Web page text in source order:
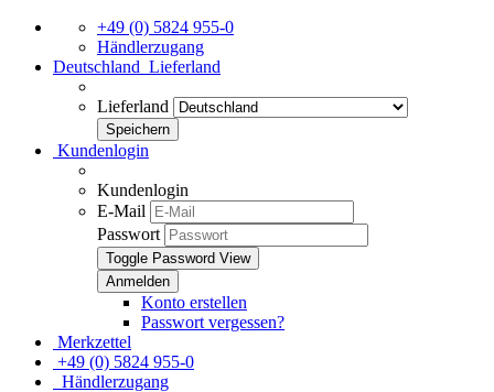
+49 (0) 5824 955-0
Händlerzugang
Deutschland Lieferland
Lieferland
Kundenlogin
Kundenlogin
E-Mail
Passwort
Toggle Password View
Konto erstellen
Passwort vergessen?
Merkzettel
+49 (0) 5824 955-0
Händlerzugang